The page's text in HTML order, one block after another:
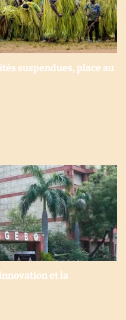
suspendues, place au
et la